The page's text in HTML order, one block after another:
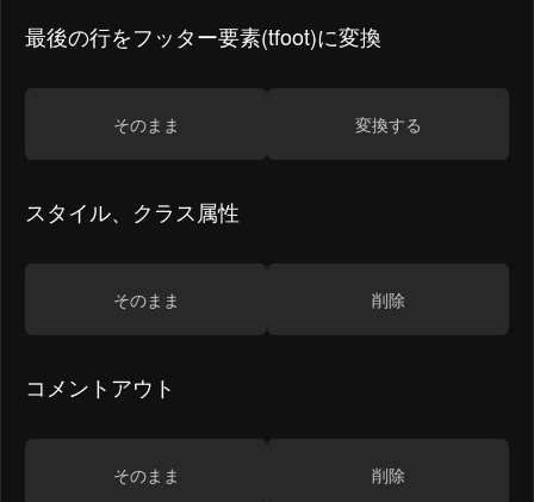
最後の行をフッター要素(tfoot)に変換
そのまま 変換する
スタイル、クラス属性
そのまま 削除
コメントアウト
そのまま 削除